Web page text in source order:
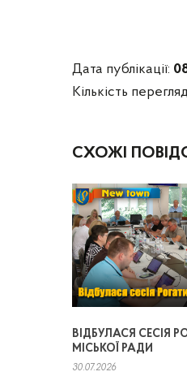
Дата публікації:
Кількість
СХОЖІ
ВІДБУЛАСЯ СЕСІЯ
МІСЬКОЇ РАДИ
30.07.2026